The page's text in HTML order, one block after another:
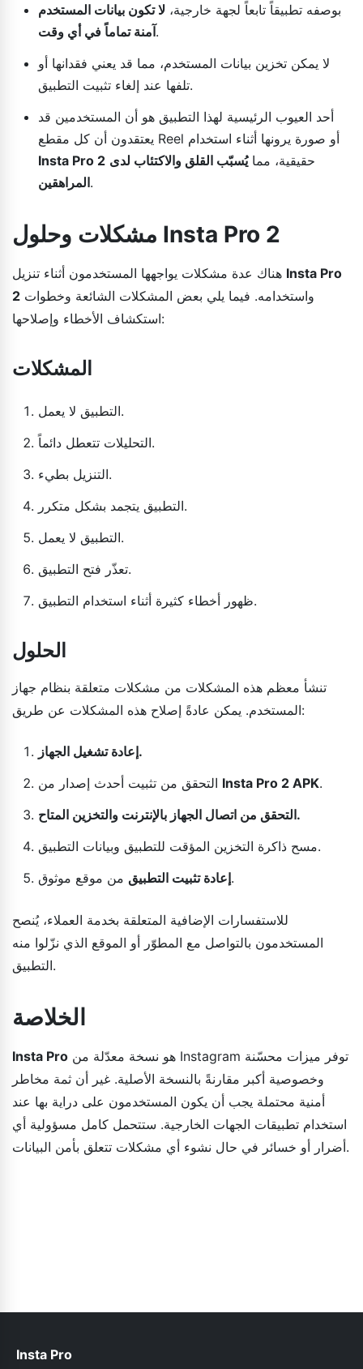
بوصفه تطبيقاً تابعاً لجهة خارجية، لا تكون بيانات المستخدم
آمنة تماماً في أي وقت.
لا يمكن تخزين بيانات المستخدم، مما قد يعني فقدانها أو
تلفها عند إلغاء تثبيت التطبيق.
أحد العيوب الرئيسية لهذا التطبيق هو أن المستخدمين قد
يعتقدون أن كل مقطع Reel أو صورة يرونها أثناء استخدام
Insta Pro 2
حقيقية، ممايُسبّب القلق والاكتئاب لدى
المراهقين.
مشكلات وحلول Insta Pro 2
Insta Pro
2
استكشاف الأخطاء وإصلاحها:
المشكلات
التطبيق لا يعمل.
التحليلات تتعطل دائماً.
التنزيل بطيء.
التطبيق يتجمد بشكل متكرر.
التطبيق لا يعمل.
تعذّر فتح التطبيق.
ظهور أخطاء كثيرة أثناء استخدام التطبيق.
الحلول
تنشأ معظم هذه المشكلات من مشكلات متعلقة بنظام جهاز
المستخدم. يمكن عادةً إصلاح هذه المشكلات عن طريق:
إعادة تشغيل الجهاز.
Insta Pro 2 APK.
التحقق من اتصال الجهاز بالإنترنت والتخزين المتاح.
مسح ذاكرة التخزين المؤقت للتطبيق وبيانات التطبيق.
إعادة تثبيت التطبيقمن موقع موثوق.
للاستفسارات الإضافية المتعلقة بخدمة العملاء، يُنصح
المستخدمون بالتواصل مع المطوّر أو الموقع الذي نزّلوا منه
التطبيق.
الخلاصة
Insta Pro
وخصوصية أكبر مقارنةً بالنسخة الأصلية. غير أن ثمة مخاطر
أمنية محتملة يجب أن يكون المستخدمون على دراية بها عند
استخدام تطبيقات الجهات الخارجية. ستتحمل كامل مسؤولية أي
أضرار أو خسائر في حال نشوء أي مشكلات تتعلق بأمن البيانات.
Insta Pro